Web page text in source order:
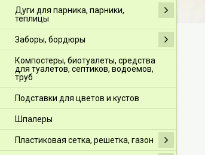
Дуги для парника, парники,
теплицы
Заборы, бордюры
Компостеры, биотуалеты, средства
для туалетов, септиков, водоемов,
труб
Подставки для цветов и кустов
Шпалеры
Пластиковая сетка, решетка, газон